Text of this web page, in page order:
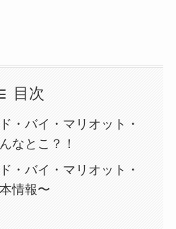
目次
・バイ・マリオット・
なとこ？！
・バイ・マリオット・
情報〜